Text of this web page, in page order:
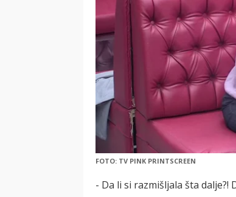
FOTO: TV PINK PRINTSCREEN
- Da li si razmišljala šta dalje?!